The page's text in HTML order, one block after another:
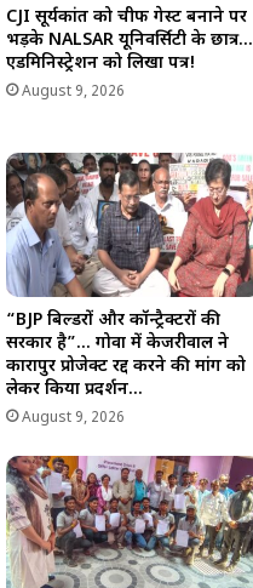
CJI सूर्यकांत को चीफ गेस्ट बनाने पर
भड़के NALSAR यूनिवर्सिटी के छात्र…
एडमिनिस्ट्रेशन को लिखा पत्र!
August 9, 2026
“BJP बिल्डरों और कॉन्ट्रैक्टरों की
सरकार है”… गोवा में केजरीवाल ने
कारापुर प्रोजेक्ट रद्द करने की मांग को
लेकर किया प्रदर्शन…
August 9, 2026